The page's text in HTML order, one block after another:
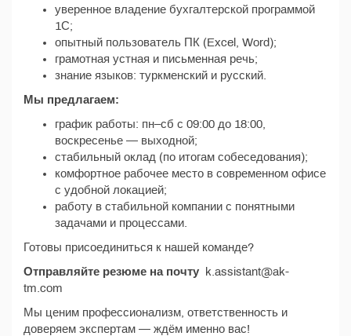
уверенное владение бухгалтерской программой
1С;
опытный пользователь ПК (Excel, Word);
грамотная устная и письменная речь;
знание языков: туркменский и русский.
Мы предлагаем:
график работы: пн–сб с 09:00 до 18:00,
воскресенье — выходной;
стабильный оклад (по итогам собеседования);
комфортное рабочее место в современном офисе
с удобной локацией;
работу в стабильной компании с понятными
задачами и процессами.
Готовы присоединиться к нашей команде?
Отправляйте резюме на почту k.assistant@ak-
tm.com
Мы ценим профессионализм, ответственность и
доверяем экспертам — ждём именно вас!